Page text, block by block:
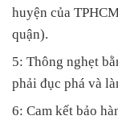
huyện của
quận).
5: Thông nghẹt
phải đục phá và
6: Cam kết bảo